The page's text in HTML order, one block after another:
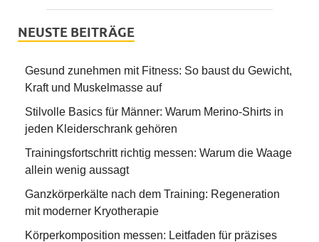
NEUSTE BEITRÄGE
Gesund zunehmen mit Fitness: So baust du Gewicht,
Kraft und Muskelmasse auf
Stilvolle Basics für Männer: Warum Merino-Shirts in
jeden Kleiderschrank gehören
Trainingsfortschritt richtig messen: Warum die Waage
allein wenig aussagt
Ganzkörperkälte nach dem Training: Regeneration
mit moderner Kryotherapie
Körperkomposition messen: Leitfaden für präzises